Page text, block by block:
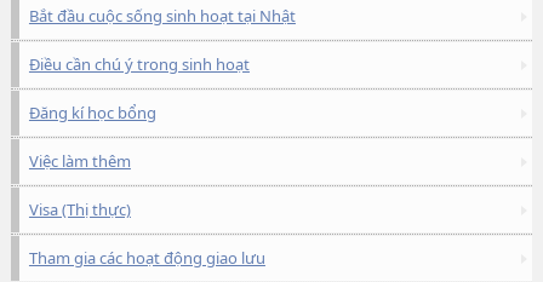
Bắt đầu cuộc sống sinh hoạt tại Nhật
Điều cần chú ý trong sinh hoạt
Đăng kí học bổng
Việc làm thêm
Visa (Thị thực)
Tham gia các hoạt động giao lưu